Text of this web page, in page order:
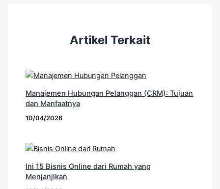
Artikel Terkait
Manajemen Hubungan Pelanggan (CRM): Tujuan
dan Manfaatnya
10/04/2026
Ini 15 Bisnis Online dari Rumah yang
Menjanjikan